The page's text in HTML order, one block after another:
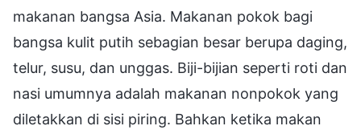
makanan bangsa Asia. Makanan pokok bagi
bangsa kulit putih sebagian besar berupa daging,
telur, susu, dan unggas. Biji-bijian seperti roti dan
nasi umumnya adalah makanan nonpokok yang
diletakkan di sisi piring. Bahkan ketika makan